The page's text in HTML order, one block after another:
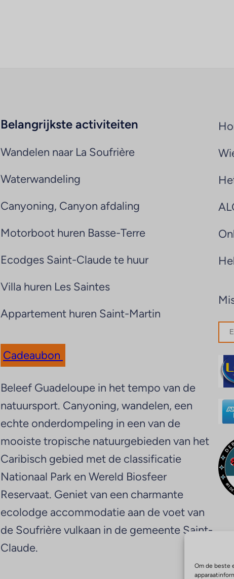
Om de beste
Belangrijkste activiteiten
Wandelen naar La Soufrière
Waterwandeling
Canyoning, Canyon afdaling
Motorboot huren Basse-Terre
Ecodges Saint-Claude te huur
Villa huren Les Saintes
Appartement huren Saint-Martin
Cadeaubon
Beleef Guadeloupe in het tempo van de
natuursport. Canyoning, wandelen, een
echte onderdompeling in een van de
mooiste tropische natuurgebieden van het
Caribisch gebied met de classificatie
Nationaal Park en Wereld Biosfeer
Reservaat. Geniet van een charmante
ecolodge accommodatie aan de voet van
de Soufrière vulkaan in de gemeente Saint-
Claude.